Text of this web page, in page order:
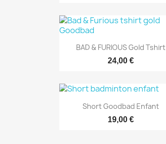
Aperçu rapide
BAD & FURIOUS Gold Tshirt
24,00 €
Aperçu rapide
Short Goodbad Enfant
19,00 €